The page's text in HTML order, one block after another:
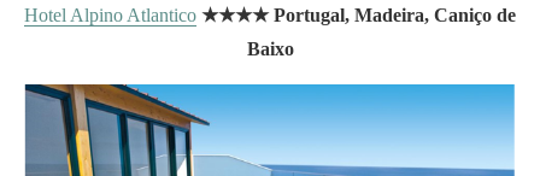
Hotel Alpino Atlantico ★★★★ Portugal, Madeira, Caniço de
Baixo